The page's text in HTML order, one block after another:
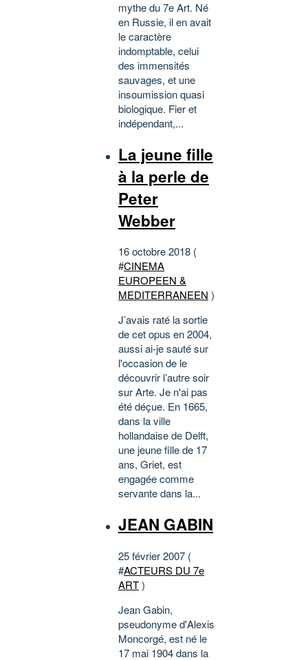
mythe du 7e Art. Né
en Russie, il en avait
le caractère
indomptable, celui
des immensités
sauvages, et une
insoumission quasi
biologique. Fier et
indépendant,...
La jeune fille
à la perle de
Peter
Webber
16 octobre 2018 (
#CINEMA
EUROPEEN &
MEDITERRANEEN )
J’avais raté la sortie
de cet opus en 2004,
aussi ai-je sauté sur
l'occasion de le
découvrir l’autre soir
sur Arte. Je n'ai pas
été déçue. En 1665,
dans la ville
hollandaise de Delft,
une jeune fille de 17
ans, Griet, est
engagée comme
servante dans la...
JEAN GABIN
25 février 2007 (
#ACTEURS DU 7e
ART)
Jean Gabin,
pseudonyme d'Alexis
Moncorgé, est né le
17 mai 1904 dans la